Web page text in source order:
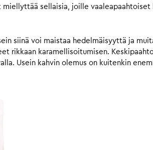
sellaisia, joille
siinä voi maistaa hedelmäisyyttä ja
rikkaan karamellisoitumisen.
Usein kahvin olemus on kuitenkin